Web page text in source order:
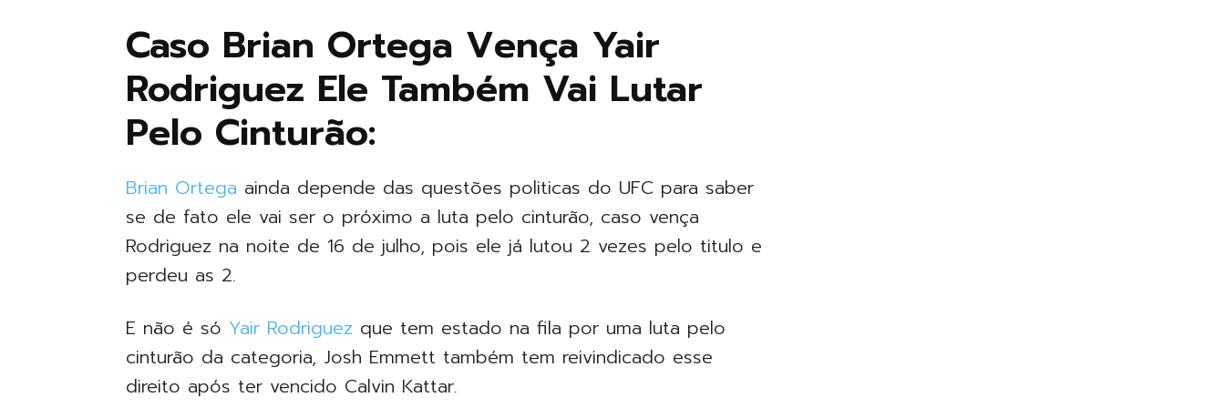
Caso Brian Ortega Vença Yair
Rodriguez Ele Também Vai Lutar
Pelo Cinturão:
Brian Ortega ainda depende das questões politicas do UFC para saber
se de fato ele vai ser o próximo a luta pelo cinturão, caso vença
Rodriguez na noite de 16 de julho, pois ele já lutou 2 vezes pelo titulo e
perdeu as 2.
E não é só Yair Rodriguez que tem estado na fila por uma luta pelo
cinturão da categoria, Josh Emmett também tem reivindicado esse
direito após ter vencido Calvin Kattar.